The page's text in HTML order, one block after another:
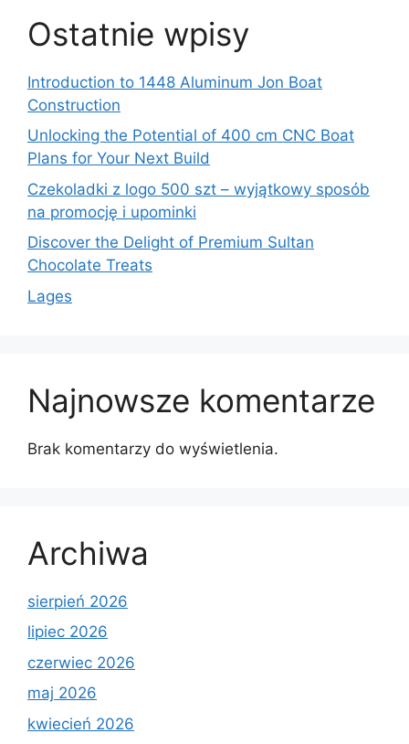
Ostatnie wpisy
Introduction to 1448 Aluminum Jon Boat
Construction
Unlocking the Potential of 400 cm CNC Boat
Plans for Your Next Build
Czekoladki z logo 500 szt – wyjątkowy sposób
na promocję i upominki
Discover the Delight of Premium Sultan
Chocolate Treats
Lages
Najnowsze komentarze
Brak komentarzy do wyświetlenia.
Archiwa
sierpień 2026
lipiec 2026
czerwiec 2026
maj 2026
kwiecień 2026